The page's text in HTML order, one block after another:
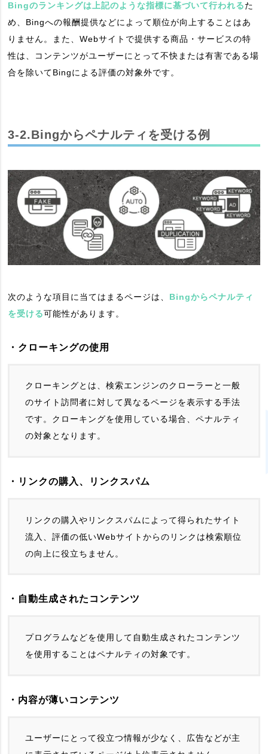
Bingのランキングは上記のような指標に基づいて行われるた
め、Bingへの報酬提供などによって順位が向上することはあ
りません。また、Webサイトで提供する商品・サービスの特
性は、コンテンツがユーザーにとって不快または有害である場
合を除いてBingによる評価の対象外です。
3-2.Bingからペナルティを受ける例
次のような項目に当てはまるページは、 Bingからペナルティ
を受ける可能性があります。
・クローキングの使用
クローキングとは、検索エンジンのクローラーと一般
のサイト訪問者に対して異なるページを表示する手法
です。クローキングを使用している場合、ペナルティ
の対象となります。
・リンクの購入、リンクスパム
リンクの購入やリンクスパムによって得られたサイト
流入、評価の低いWebサイトからのリンクは検索順位
の向上に役立ちません。
・自動生成されたコンテンツ
プログラムなどを使用して自動生成されたコンテンツ
を使用することはペナルティの対象です。
・内容が薄いコンテンツ
ユーザーにとって役立つ情報が少なく、広告などが主